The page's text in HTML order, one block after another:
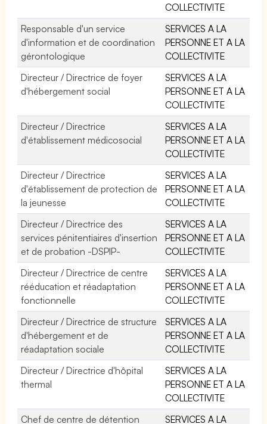
COLLECTIVITE
Responsable d'un service
d'information et de coordination
gérontologique
SERVICES A LA
PERSONNE ET A LA
COLLECTIVITE
Directeur / Directrice de foyer
d'hébergement social
SERVICES A LA
PERSONNE ET A LA
COLLECTIVITE
Directeur / Directrice
d'établissement médicosocial
SERVICES A LA
PERSONNE ET A LA
COLLECTIVITE
Directeur / Directrice
d'établissement de protection de
la jeunesse
SERVICES A LA
PERSONNE ET A LA
COLLECTIVITE
Directeur / Directrice des
services pénitentiaires d'insertion
et de probation -DSPIP-
SERVICES A LA
PERSONNE ET A LA
COLLECTIVITE
Directeur / Directrice de centre
rééducation et réadaptation
fonctionnelle
SERVICES A LA
PERSONNE ET A LA
COLLECTIVITE
Directeur / Directrice de structure
d'hébergement et de
réadaptation sociale
SERVICES A LA
PERSONNE ET A LA
COLLECTIVITE
Directeur / Directrice d'hôpital
thermal
SERVICES A LA
PERSONNE ET A LA
COLLECTIVITE
Chef de centre de détention
SERVICES A LA